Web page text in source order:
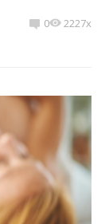
0 2227x